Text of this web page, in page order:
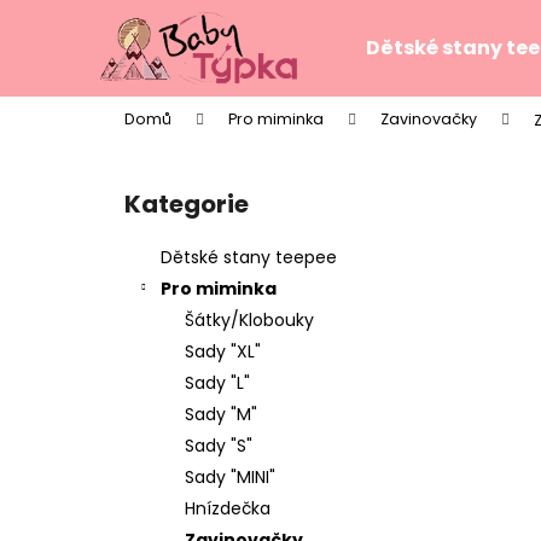
Dětské stany
Domů Pro miminka Zavinovačky
Přeskočit
kategorie
Kategorie
Dětské stany teepee
Pro miminka
Šátky/Klobouky
Sady "XL"
Sady "L"
Sady "M"
Sady "S"
Sady "MINI"
Hnízdečka
í
Zpět
do
obchodu
Zpět
do
obchodu
TEEPE PRO DĚTI STARS PINK